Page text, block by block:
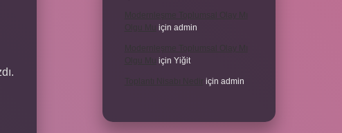
için admin
için Yiğit
için admin